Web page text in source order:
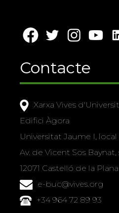
Contacte
Xarxa Vives
Edifici Àgora
Universitat Jaume I, local
Av. de Vicent Sos Baynat,
12071 Castelló de la Plana
e-buc@vives.org
+34 964 72 89 93